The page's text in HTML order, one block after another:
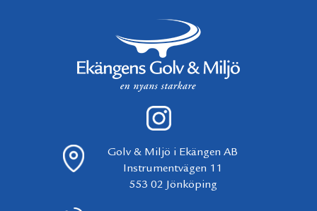
Golv & Miljö i Ekängen AB
Instrumentvägen 11
553 02 Jönköping